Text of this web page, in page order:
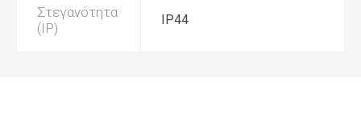
Στεγανότητα
(IP)
IP44